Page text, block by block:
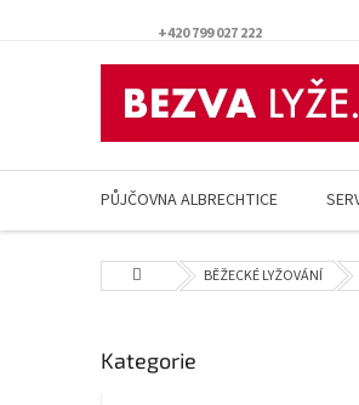
+420 799 027 222
PŮJČOVNA ALBRECHTICE
Domů BĚŽECKÉ LYŽOVÁNÍ
o
Přeskočit
Kategorie